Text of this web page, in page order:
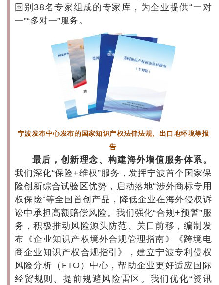
国别38名专家组成的专家库，为企业提供“一对
一”“多对一”服务。
宁波发布中心发布的国家知识产权法律法规、出口地环境等报
告
最后，创新理念、构建海外增值服务体系。
我们深化“保险+维权”服务，发挥宁波首个国家保
险创新综合试验区优势，启动落地“涉外商标专用
权保险”等全国首创产品，降低企业在海外侵权诉
讼中承担高额赔偿风险。我们强化“合规+预警”服
务，积极推动风险源头防范、关口前移，编制发
布《企业知识产权境外合规管理指南》《跨境电
商企业知识产权合规指引》，建立宁波专利侵权
风险分析（FTO）中心，帮助企业更好适应国际
经贸规则、提前规避风险雷区。我们优化“资讯